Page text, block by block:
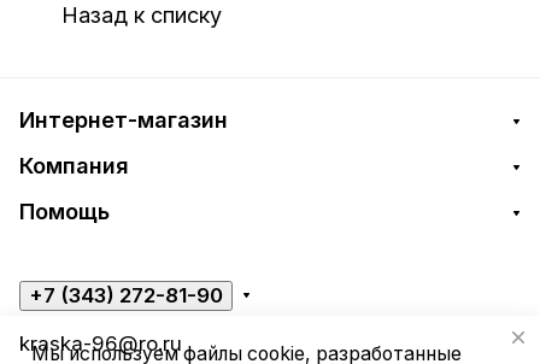
Назад к списку
Интернет-магазин
Компания
Помощь
+7 (343) 272-81-90
kraska-96@ro.ru
Мы используем файлы cookie, разработанные